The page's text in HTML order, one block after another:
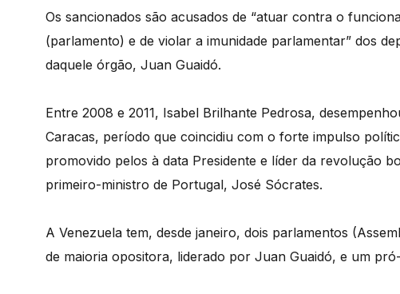
Os sancionados são acusados de “atuar contra o
(parlamento) e de violar a imunidade parlamentar” dos
daquele órgão, Juan Guaidó.
Entre 2008 e 2011, Isabel Brilhante Pedrosa,
Caracas, período que coincidiu com o forte impulso
promovido pelos à data Presidente e líder da revolução
primeiro-ministro de Portugal, José Sócrates.
A Venezuela tem, desde janeiro, dois parlamentos
de maioria opositora, liderado por Juan Guaidó, e um